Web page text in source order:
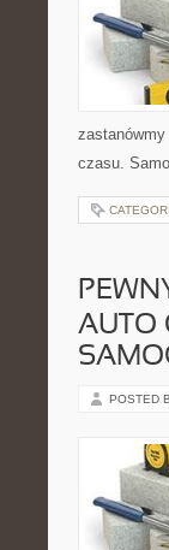
czasu.
AUTO
POSTED